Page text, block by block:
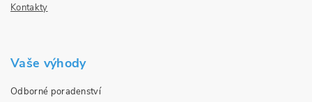
Kontakty
Vaše výhody
Odborné poradenství